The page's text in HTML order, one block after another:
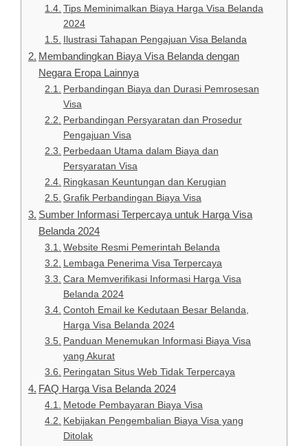
Tips Meminimalkan Biaya Harga Visa Belanda
2024
Ilustrasi Tahapan Pengajuan Visa Belanda
Membandingkan Biaya Visa Belanda dengan
Negara Eropa Lainnya
Perbandingan Biaya dan Durasi Pemrosesan
Visa
Perbandingan Persyaratan dan Prosedur
Pengajuan Visa
Perbedaan Utama dalam Biaya dan
Persyaratan Visa
Ringkasan Keuntungan dan Kerugian
Grafik Perbandingan Biaya Visa
Sumber Informasi Terpercaya untuk Harga Visa
Belanda 2024
Website Resmi Pemerintah Belanda
Lembaga Penerima Visa Terpercaya
Cara Memverifikasi Informasi Harga Visa
Belanda 2024
Contoh Email ke Kedutaan Besar Belanda,
Harga Visa Belanda 2024
Panduan Menemukan Informasi Biaya Visa
yang Akurat
Peringatan Situs Web Tidak Terpercaya
FAQ Harga Visa Belanda 2024
Metode Pembayaran Biaya Visa
Kebijakan Pengembalian Biaya Visa yang
Ditolak